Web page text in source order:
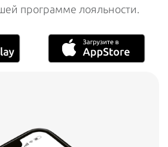
программе лояльности.